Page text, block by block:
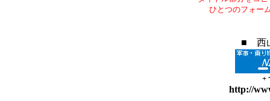
ひとつのフォー
■ 西
+
http://